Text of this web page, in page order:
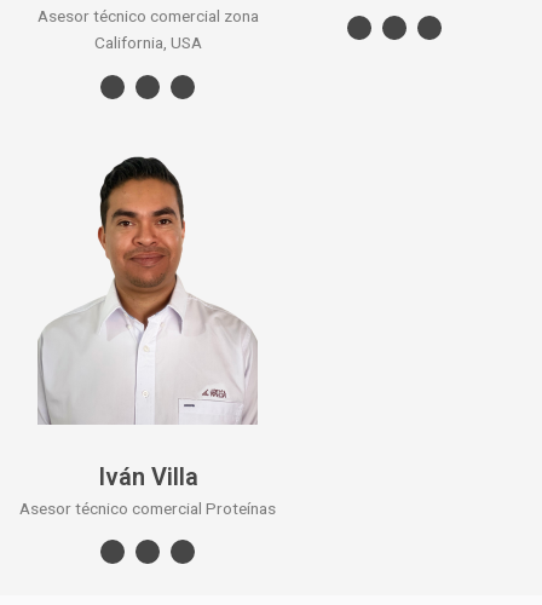
Asesor técnico comercial zona
California, USA
Iván Villa
Asesor técnico comercial Proteínas